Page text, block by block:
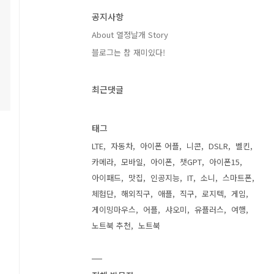
공지사항
About 열정날개 Story
블로그는 참 재미있다!
최근댓글
태그
LTE 자동차 아이폰 어플 니콘 DSLR
벨킨
카메라
모바일 아이폰 챗GPT
아이폰15
아이패드
맛집 인공지능 IT 소니
스마트폰
체험단
해외직구 애플 직구 로지텍
게임
게이밍마우스
어플 샤오미 유플러스
여행
노트북 추천
노트북